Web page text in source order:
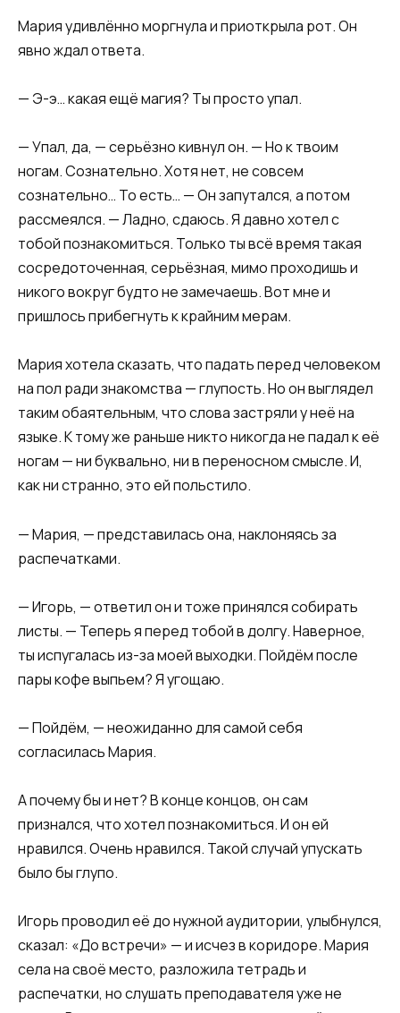
Мария удивлённо моргнула и приоткрыла рот. Он
явно ждал ответа.
— Э-э… какая ещё магия? Ты просто упал.
— Упал, да, — серьёзно кивнул он. — Но к твоим
ногам. Сознательно. Хотя нет, не совсем
сознательно… То есть… — Он запутался, а потом
рассмеялся. — Ладно, сдаюсь. Я давно хотел с
тобой познакомиться. Только ты всё время такая
сосредоточенная, серьёзная, мимо проходишь и
никого вокруг будто не замечаешь. Вот мне и
пришлось прибегнуть к крайним мерам.
Мария хотела сказать, что падать перед человеком
на пол ради знакомства — глупость. Но он выглядел
таким обаятельным, что слова застряли у неё на
языке. К тому же раньше никто никогда не падал к её
ногам — ни буквально, ни в переносном смысле. И,
как ни странно, это ей польстило.
— Мария, — представилась она, наклоняясь за
распечатками.
— Игорь, — ответил он и тоже принялся собирать
листы. — Теперь я перед тобой в долгу. Наверное,
ты испугалась из-за моей выходки. Пойдём после
пары кофе выпьем? Я угощаю.
— Пойдём, — неожиданно для самой себя
согласилась Мария.
А почему бы и нет? В конце концов, он сам
признался, что хотел познакомиться. И он ей
нравился. Очень нравился. Такой случай упускать
было бы глупо.
Игорь проводил её до нужной аудитории, улыбнулся,
сказал: «До встречи» — и исчез в коридоре. Мария
села на своё место, разложила тетрадь и
распечатки, но слушать преподавателя уже не